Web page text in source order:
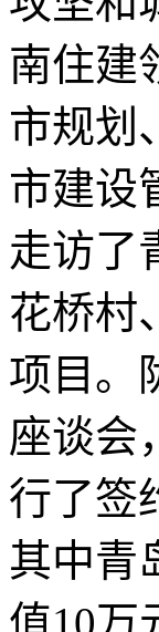
南住建
市规划
市建设
走访了
花桥村
项目。
座谈会
行了签
其中青
值10万